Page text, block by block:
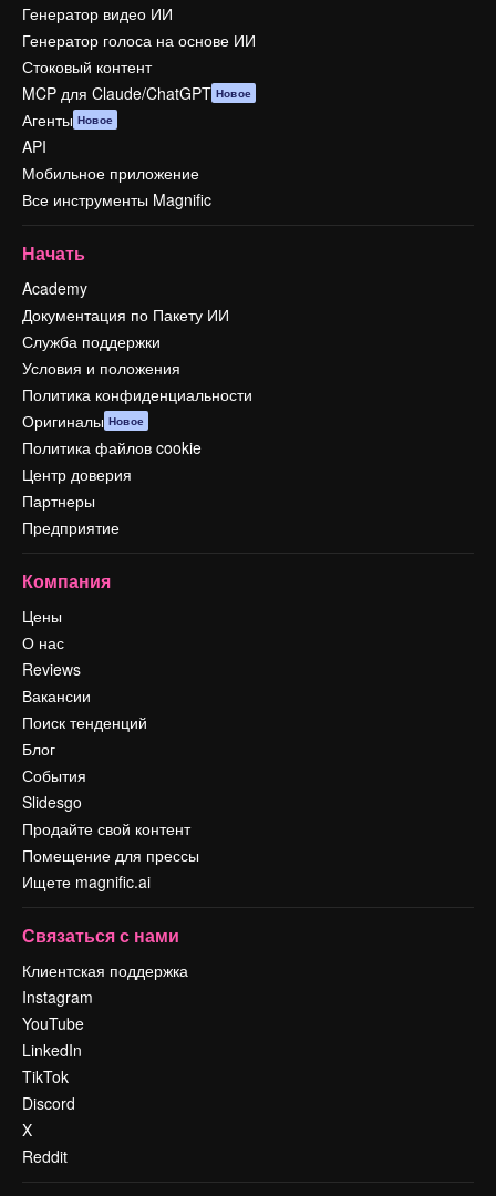
Генератор видео ИИ
Генератор голоса на основе ИИ
Стоковый контент
MCP для Claude/ChatGPT Новое
Агенты Новое
API
Мобильное приложение
Все инструменты Magnific
Начать
Academy
Документация по Пакету ИИ
Служба поддержки
Условия и положения
Политика конфиденциальности
Оригиналы Новое
Политика файлов cookie
Центр доверия
Партнеры
Предприятие
Компания
Цены
О нас
Reviews
Вакансии
Поиск тенденций
Блог
События
Slidesgo
Продайте свой контент
Помещение для прессы
Ищете magnific.ai
Связаться с нами
Клиентская поддержка
Instagram
YouTube
LinkedIn
TikTok
Discord
X
Reddit